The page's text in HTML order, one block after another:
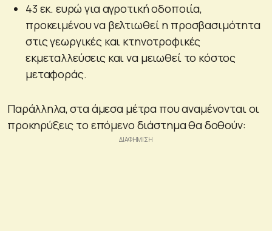
43 εκ. ευρώ για αγροτική οδοποιία,
προκειμένου να βελτιωθεί η προσβασιμότητα
στις γεωργικές και κτηνοτροφικές
εκμεταλλεύσεις και να μειωθεί το κόστος
μεταφοράς.
Παράλληλα, στα άμεσα μέτρα που αναμένονται οι
προκηρύξεις το επόμενο διάστημα θα δοθούν: